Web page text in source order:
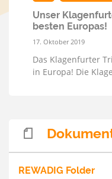
Unser
besten Europas!
17. Oktober 2019
Das Klagenfurter
in Europa! Die
REWADIG Folder